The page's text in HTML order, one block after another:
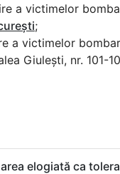
a victimelor
;
a victimelor
Giulești, nr. 101-
elogiată ca